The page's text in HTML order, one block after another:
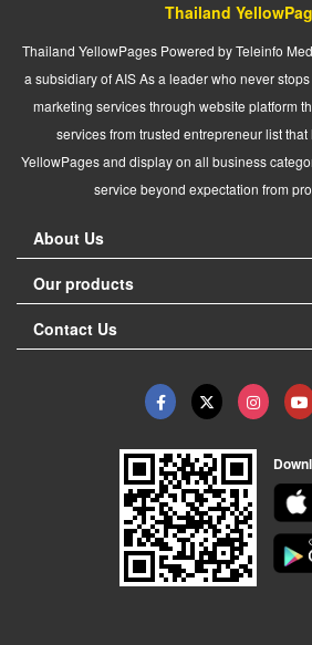
Thailand
Thailand YellowPages Powered by Teleinfo
a subsidiary of AIS As a leader who never
marketing services through website platform
services from trusted entrepreneur list
YellowPages and display on all business
service beyond expectation from
About Us
Our products
Contact Us